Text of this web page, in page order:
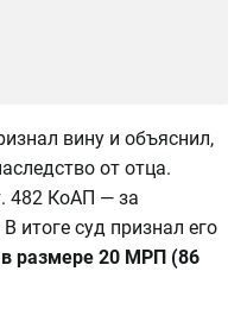
вину и объяснил,
от отца.
482 КоАП — за
итоге суд признал его
размере 20 МРП (86